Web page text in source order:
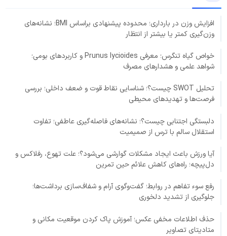
افزایش وزن در بارداری؛ محدوده پیشنهادی براساس BMI؛ نشانه‌های
وزن‌گیری کمتر یا بیشتر از انتظار
خواص گیاه تنگرس؛ معرفی Prunus lycioides و کاربردهای بومی؛
شواهد علمی و هشدارهای مصرف
تحلیل SWOT چیست؟؛ شناسایی نقاط قوت و ضعف داخلی؛ بررسی
فرصت‌ها و تهدیدهای محیطی
دلبستگی اجتنابی چیست؟؛ نشانه‌های فاصله‌گیری عاطفی؛ تفاوت
استقلال سالم با ترس از صمیمیت
آیا ورزش باعث ایجاد مشکلات گوارشی می‌شود؟؛ علت تهوع، رفلاکس و
دل‌پیچه؛ راه‌های کاهش علائم حین تمرین
رفع سوء تفاهم در روابط؛ گفت‌وگوی آرام و شفاف‌سازی برداشت‌ها؛
جلوگیری از تشدید دلخوری
حذف اطلاعات مخفی عکس؛ آموزش پاک کردن موقعیت مکانی و
متادیتای تصاویر